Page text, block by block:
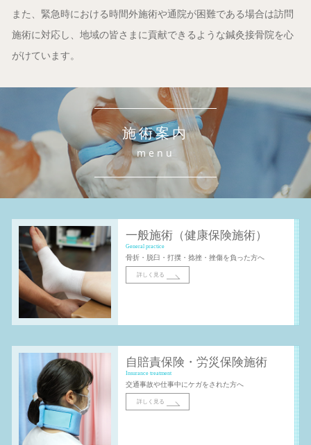
また、緊急時における時間外施術や通院が困難である場合は訪問
施術に対応し、地域の皆さまに貢献できるような鍼灸接骨院を心
がけています。
施術案内
menu
一般施術（健康保険施術）
General practice
骨折・脱臼・打撲・捻挫・挫傷を負った方へ
詳しく見る
自賠責保険・労災保険施術
Insurance treatment
交通事故や仕事中にケガをされた方へ
詳しく見る